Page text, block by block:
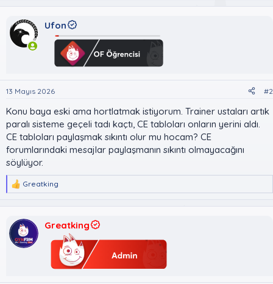
Ufon
13 Mayıs 2026 #2
Konu baya eski ama hortlatmak istiyorum. Trainer ustaları artık
paralı sisteme geçeli tadı kaçtı, CE tabloları onların yerini aldı.
CE tabloları paylaşmak sıkıntı olur mu hocam? CE
forumlarındaki mesajlar paylaşmanın sıkıntı olmayacağını
söylüyor.
T
p
i
l
e
Greatking
Greatking